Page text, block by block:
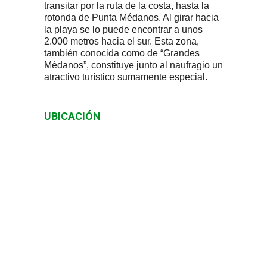
transitar por la ruta de la costa, hasta la
rotonda de Punta Médanos. Al girar hacia
la playa se lo puede encontrar a unos
2.000 metros hacia el sur. Esta zona,
también conocida como de “Grandes
Médanos”, constituye junto al naufragio un
atractivo turístico sumamente especial.
UBICACIÓN